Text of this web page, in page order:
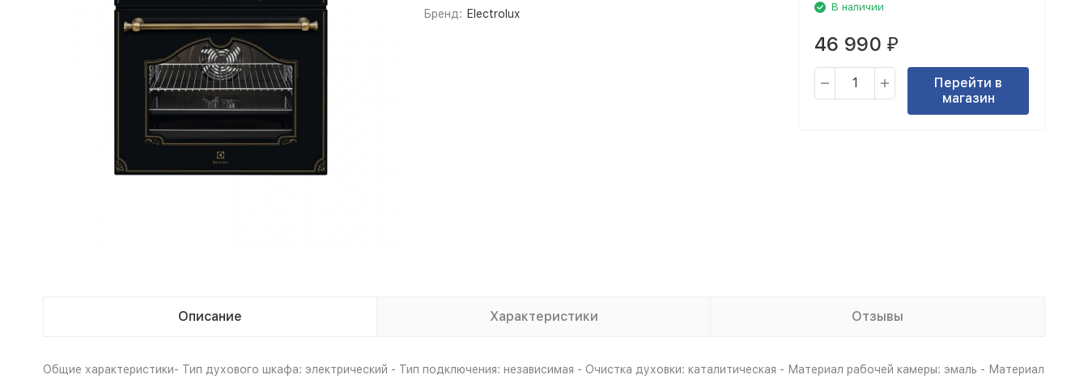
Бренд: Electrolux
В наличии
46 990 ₽
Перейти в
магазин
Описание Характеристики Отзывы
Общие характеристики- Тип духового шкафа: электрический - Тип подключения: независимая - Очистка духовки: каталитическая - Материал рабочей камеры: эмаль - Материал